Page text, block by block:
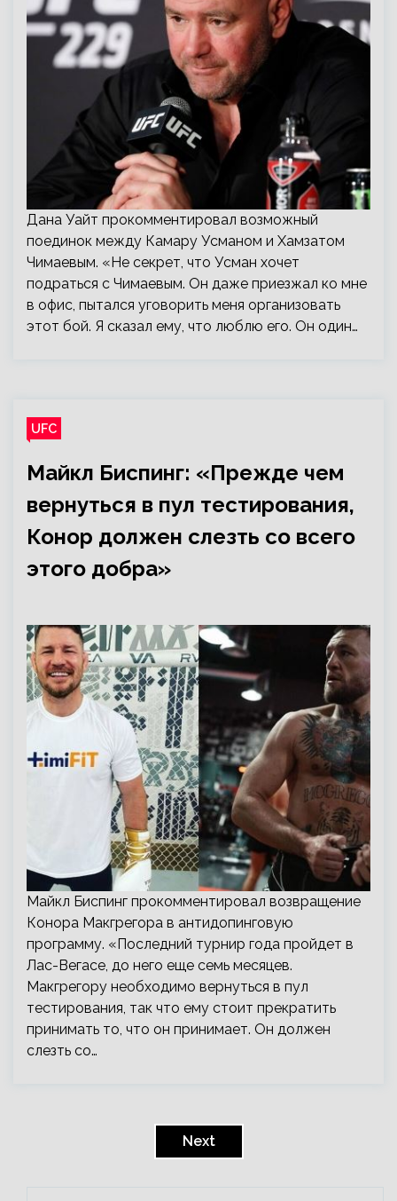
Дана Уайт прокомментировал возможный
поединок между Камару Усманом и Хамзатом
Чимаевым. «Не секрет, что Усман хочет
подраться с Чимаевым. Он даже приезжал ко мне
в офис, пытался уговорить меня организовать
этот бой. Я сказал ему, что люблю его. Он один…
UFC
Майкл Биспинг: «Прежде чем
вернуться в пул тестирования,
Конор должен слезть со всего
этого добра»
Майкл Биспинг прокомментировал возвращение
Конора Макгрегора в антидопинговую
программу. «Последний турнир года пройдет в
Лас-Вегасе, до него еще семь месяцев.
Макгрегору необходимо вернуться в пул
тестирования, так что ему стоит прекратить
принимать то, что он принимает. Он должен
слезть со…
Next